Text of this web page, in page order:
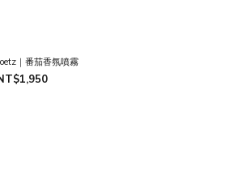
｜番茄香氛噴霧